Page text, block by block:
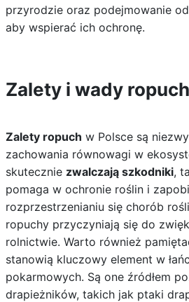
przyrodzie oraz podejmowanie
aby wspierać ich ochronę.
Zalety i wady
Zalety ropuch w Polsce są
zachowania równowagi w
skutecznie zwalczają szkodniki,
pomaga w ochronie roślin i
rozprzestrzenianiu się chorób
ropuchy przyczyniają się do
rolnictwie. Warto również
stanowią kluczowy element w
pokarmowych. Są one źródłem
drapieżników, takich jak ptaki